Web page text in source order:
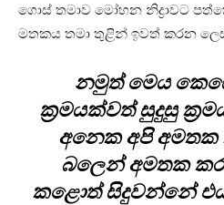
ගොස් තමාව මෝහන නිද්‍රාවට
මතකය තමා තුළින් ඉවත් කරන
නමුත් මෙය
ක්‍රමයක්වත් සුදුසු
අනෙක අපි අමතක
බලෙන් අමතක
කළොත් සිදුවන්නේ